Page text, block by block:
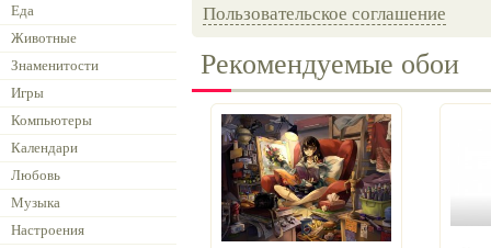
Еда
Животные
Знаменитости
Игры
Компьютеры
Календари
Любовь
Музыка
Настроения
Пользовательское соглашение
Рекомендуемые обои